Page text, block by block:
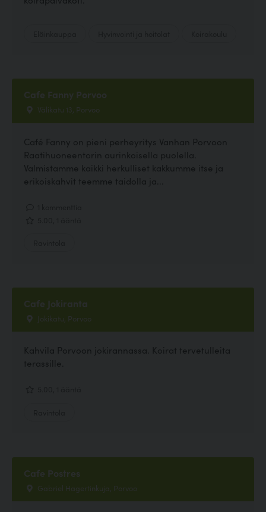
Cafe Fanny Porvoo
Välikatu 13, Porvoo
Café Fanny on pieni perheyritys Vanhan Porvoon
Raatihuoneentorin aurinkoisella puolella.
Valmistamme kaikki herkulliset kakkumme itse ja
erikoiskahvit teemme taidolla ja...
Cafe Jokiranta
Jokikatu, Porvoo
Kahvila Porvoon jokirannassa. Koirat tervetulleita
terassille.
Cafe Postres
Gabriel Hagertinkuja, Porvoo